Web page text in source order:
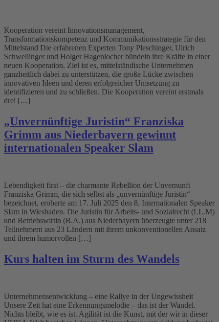
Kooperation vereint Innovationsmanagement,
Transformationskompetenz und Kommunikationsstrategie für den
Mittelstand Die erfahrenen Experten Tony Pleschinger, Ulrich
Schwellinger und Holger Hagenlocher bündeln ihre Kräfte in einer
neuen Kooperation. Ziel ist es, mittelständische Unternehmen
ganzheitlich dabei zu unterstützen, die große Lücke zwischen
innovativen Ideen und deren erfolgreicher Umsetzung zu
identifizieren und zu schließen. Die Kooperation vereint erstmals
drei […]
„Unvernünftige Juristin“ Franziska
Grimm aus Niederbayern gewinnt
internationalen Speaker Slam
Lebendigkeit first – die charmante Rebellion der Unvernunft
Franziska Grimm, die sich selbst als „unvernünftige Juristin“
bezeichnet, eroberte am 17. Juli 2025 den 8. Internationalen Speaker
Slam in Wiesbaden. Die Juristin für Arbeits- und Sozialrecht (LL.M)
und Betriebswirtin (B.A.) aus Niederbayern überzeugte unter 218
Teilnehmern aus 23 Ländern mit ihrem unkonventionellen Ansatz
und ihrem humorvollen […]
Kurs halten im Sturm des Wandels
Unternehmensentwicklung – eine Rallye in der Ungewissheit
Unsere Zeit hat eine Erkennungsmelodie – das ist der Wandel.
Nichts bleibt, wie es ist. Agilität ist die Kunst, mit der wir in dieser